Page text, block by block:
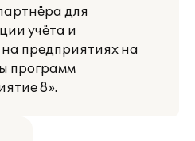
для
учёта и
предприятиях на
программ
8».